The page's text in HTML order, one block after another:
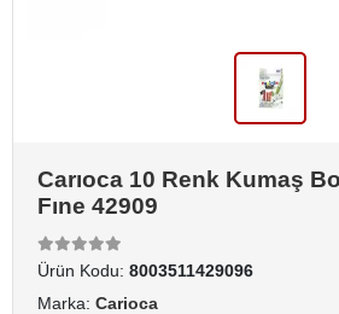
Carıoca 10 Renk Kumaş
Fıne 42909
Ürün Kodu: 8003511429096
Marka: Carioca